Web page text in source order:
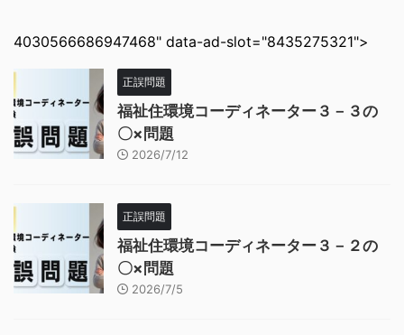
4030566686947468" data-ad-slot="8435275321">
正誤問題
福祉住環境コーディネーター３－３の
〇×問題
2026/7/12
正誤問題
福祉住環境コーディネーター３－２の
〇×問題
2026/7/5